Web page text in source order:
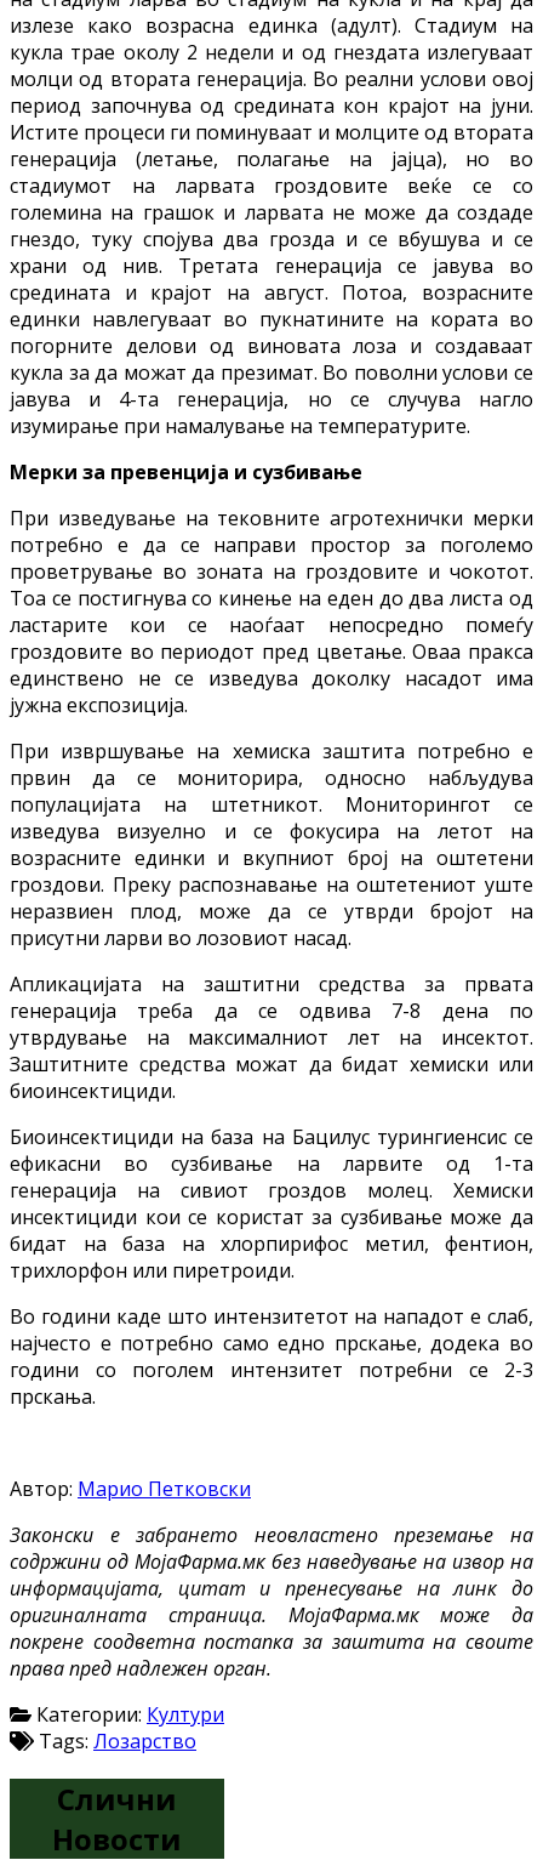
излезе како возрасна единка (адулт). Стадиум на
кукла трае околу 2 недели и од гнездата излегуваат
молци од втората генерација. Во реални услови овој
период започнува од средината кон крајот на јуни.
Истите процеси ги поминуваат и молците од втората
генерација (летање, полагање на јајца), но во
стадиумот на ларвата гроздовите веќе се со
големина на грашок и ларвата не може да создаде
гнездо, туку спојува два грозда и се вбушува и се
храни од нив. Третата генерација се јавува во
средината и крајот на август. Потоа, возрасните
единки навлегуваат во пукнатините на кората во
погорните делови од виновата лоза и создаваат
кукла за да можат да презимат. Во поволни услови се
јавува и 4-та генерација, но се случува нагло
изумирање при намалување на температурите.
Мерки за превенција и сузбивање
При изведување на тековните агротехнички мерки
потребно е да се направи простор за поголемо
проветрување во зоната на гроздовите и чокотот.
Тоа се постигнува со кинење на еден до два листа од
ластарите кои се наоѓаат непосредно помеѓу
гроздовите во периодот пред цветање. Оваа пракса
единствено не се изведува доколку насадот има
јужна експозиција.
При извршување на хемиска заштита потребно е
првин да се мониторира, односно набљудува
популацијата на штетникот. Мониторингот се
изведува визуелно и се фокусира на летот на
возрасните единки и вкупниот број на оштетени
гроздови. Преку распознавање на оштетениот уште
неразвиен плод, може да се утврди бројот на
присутни ларви во лозовиот насад.
Апликацијата на заштитни средства за првата
генерација треба да се одвива 7-8 дена по
утврдување на максималниот лет на инсектот.
Заштитните средства можат да бидат хемиски или
биоинсектициди.
Биоинсектициди на база на Бацилус турингиенсис се
ефикасни во сузбивање на ларвите од 1-та
генерација на сивиот гроздов молец. Хемиски
инсектициди кои се користат за сузбивање може да
бидат на база на хлорпирифос метил, фентион,
трихлорфон или пиретроиди.
Во години каде што интензитетот на нападот е слаб,
најчесто е потребно само едно прскање, додека во
години со поголем интензитет потребни се 2-3
прскања.
Автор: Марио Петковски
Законски е забрането неовластено преземање на
содржини од МојаФарма.мк без наведување на извор на
информацијата, цитат и пренесување на линк до
оригиналната страница. МојаФарма.мк може да
покрене соодветна постапка за заштита на своите
права пред надлежен орган.
Категории: Култури
Tags: Лозарство
Слични
Новости